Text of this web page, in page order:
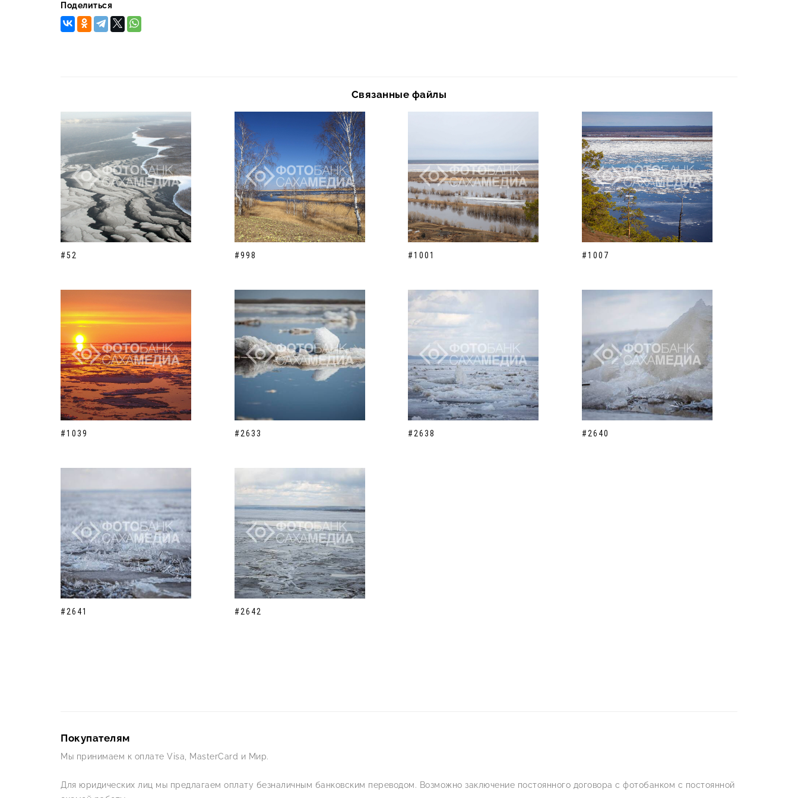
Поделиться
Связанные файлы
#52 #998 #1001 #1007
#1039 #2633 #2638 #2640
#2641 #2642
Покупателям
Мы принимаем к оплате Visa, MasterCard и Мир.
Для юридических лиц мы предлагаем оплату безналичным банковским переводом. Возможно заключение постоянного договора с фотобанком с постоянной